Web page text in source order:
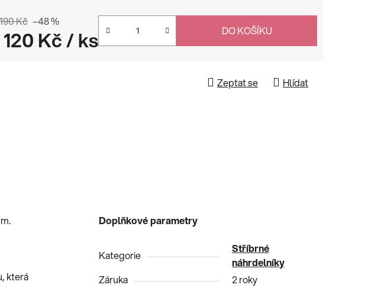
Kč –48 %
120 Kč/ ks DO KOŠÍKU
Zeptat se Hlídat
která
Doplňkové parametry
Kategorie
Stříbrné
náhrdelníky
Záruka
2 roky